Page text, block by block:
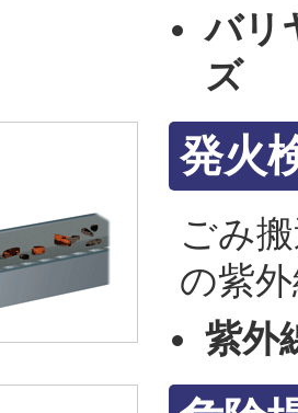
バリ
ズ
発火
ごみ
の紫
紫外